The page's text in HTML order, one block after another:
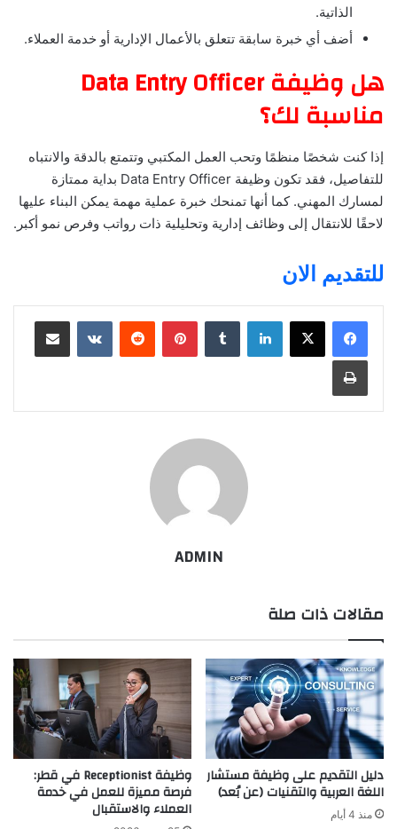
الذاتية.
أضف أي خبرة سابقة تتعلق بالأعمال الإدارية أو خدمة العملاء.
هل وظيفة Data Entry Officer
مناسبة لك؟
إذا كنت شخصًا منظمًا وتحب العمل المكتبي وتتمتع بالدقة والانتباه
للتفاصيل، فقد تكون وظيفة Data Entry Officer بداية ممتازة
لمسارك المهني. كما أنها تمنحك خبرة عملية مهمة يمكن البناء عليها
لاحقًا للانتقال إلى وظائف إدارية وتحليلية ذات رواتب وفرص نمو أكبر.
للتقديم الان
لينكدإن بينتيريست مشاركة عبر البريد
طباعة
ADMIN
مقالات ذات صلة
دليل التقديم على وظيفة مستشار
اللغة العربية والتقنيات (عن بُعد)
منذ 4 أيام
وظيفة Receptionist في قطر:
فرصة مميزة للعمل في خدمة
العملاء والاستقبال